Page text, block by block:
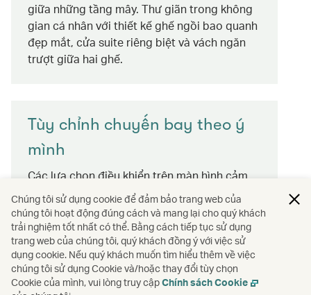
giữa những tầng mây. Thư giãn trong không
gian cá nhân với thiết kế ghế ngồi bao quanh
đẹp mắt, cửa suite riêng biệt và vách ngăn
trượt giữa hai ghế.
Tùy chỉnh chuyến bay theo ý
mình
Các lựa chọn điều khiển trên màn hình cảm
ứng cho phép quý khách tinh chỉnh không
gian trong một chạm, song hành bảng điều
chỉnh phụ trong tầm với, kể cả khi ở chế độ
giường ngủ. Tùy chỉnh ánh sáng theo tâm
trạng từ mọi vị trí ngồi mà không làm phiền
đến hành khách khác. Bật sáng hay tắt đèn –
lựa chọn là ở quý khách.
Chúng tôi sử dụng cookie để đảm bảo trang web của
chúng tôi hoạt động đúng cách và mang lại cho quý khách
trải nghiệm tốt nhất có thể. Bằng cách tiếp tục sử dụng
trang web của chúng tôi, quý khách đồng ý với việc sử
dụng cookie. Nếu quý khách muốn tìm hiểu thêm về việc
chúng tôi sử dụng Cookie và/hoặc thay đổi tùy chọn
Cookie của mình, vui lòng truy cậpChính sách Cookie